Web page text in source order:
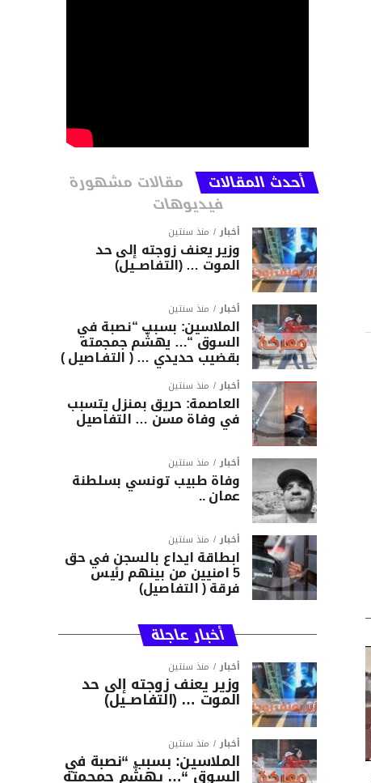
أحدث المقالات مقالات مشهورة
فيديوهات
أخبار منذ سنتين
وزير يعنف زوجته إلى حد
الموت … (التفاصــيل)
أخبار منذ سنتين
الملاسين: بسبب “نصبة في
السوق “… يهشّم جمجمته
بقضيب حديدي … ( التفـاصيل )
أخبار منذ سنتين
العاصمة: حريق بمنزل يتسبب
في وفاة مسن … التفاصيل
أخبار منذ سنتين
وفاة طبيب تونسي بسلطنة
عمان ..
أخبار منذ سنتين
ابطاقة ايداع بالسجن في حق
5 امنيين من بينهم رئيس
فرقة ( التفاصيل)
أخبار عاجلة
أخبار منذ سنتين
وزير يعنف زوجته إلى حد
الموت … (التفاصــيل)
أخبار منذ سنتين
الملاسين: بسبب “نصبة في
السوق “… يهشّم جمجمته